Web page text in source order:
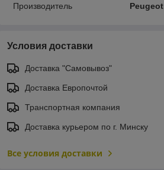
Производитель Peugeot
Условия доставки
Доставка "Самовывоз"
Доставка Европочтой
Транспортная компания
Доставка курьером по г. Минску
Все условия доставки